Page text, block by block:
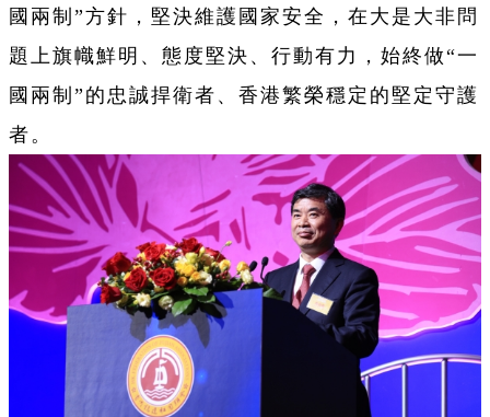
國兩制”方針，堅決維護國家安全，在大是大非問
題上旗幟鮮明、態度堅決、行動有力，始終做“一
國兩制”的忠誠捍衛者、香港繁榮穩定的堅定守護
者。